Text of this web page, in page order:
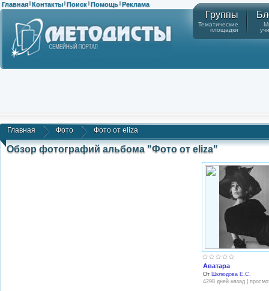
Главная | Контакты | Поиск | Помощь | Реклама
Группы
Тематические
площадки
Главная Фото Фото от eliza
Обзор фотографий альбома "Фото от eliza"
Аватара
От Шклюдова Е.С.
4298 дней назад |